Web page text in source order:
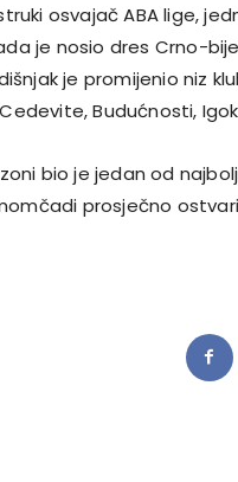
osvajač ABA lige,
je nosio dres Crno-
je promijenio niz
Budućnosti,
bio je jedan od
prosječno